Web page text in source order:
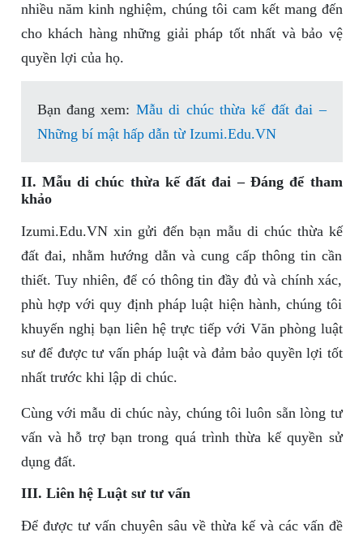
nhiều năm kinh nghiệm, chúng tôi cam kết mang đến
cho khách hàng những giải pháp tốt nhất và bảo vệ
quyền lợi của họ.
Bạn đang xem: Mẫu di chúc thừa kế đất đai –
Những bí mật hấp dẫn từ Izumi.Edu.VN
II. Mẫu di chúc thừa kế đất đai – Đáng để tham
khảo
Izumi.Edu.VN xin gửi đến bạn mẫu di chúc thừa kế
đất đai, nhằm hướng dẫn và cung cấp thông tin cần
thiết. Tuy nhiên, để có thông tin đầy đủ và chính xác,
phù hợp với quy định pháp luật hiện hành, chúng tôi
khuyến nghị bạn liên hệ trực tiếp với Văn phòng luật
sư để được tư vấn pháp luật và đảm bảo quyền lợi tốt
nhất trước khi lập di chúc.
Cùng với mẫu di chúc này, chúng tôi luôn sẵn lòng tư
vấn và hỗ trợ bạn trong quá trình thừa kế quyền sử
dụng đất.
III. Liên hệ Luật sư tư vấn
Để được tư vấn chuyên sâu về thừa kế và các vấn đề